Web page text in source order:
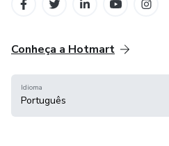
Conheça a Hotmart
Idioma
Português